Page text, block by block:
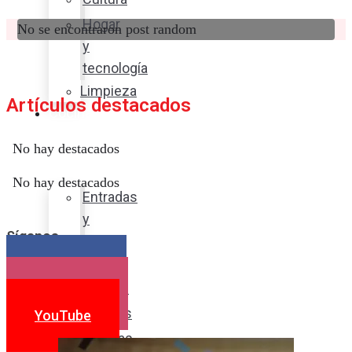
Hogar
y
tecnología
Limpieza
Cocina
sabor
Entradas
y
Postres
Bebidas
No se encontraron post random
Artículos destacados
No hay destacados
No hay destacados
Síganos
YouTube